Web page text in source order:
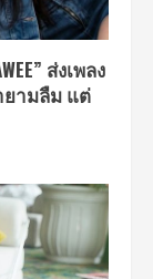
ส่งเพลง
ยามลืม แต่